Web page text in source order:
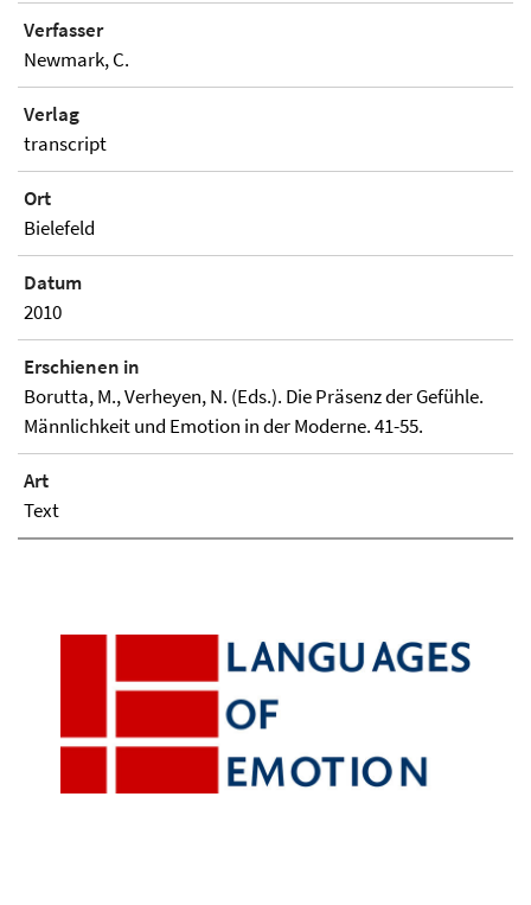
Verfasser
Newmark, C.
Verlag
transcript
Ort
Bielefeld
Datum
2010
Erschienen in
Borutta, M., Verheyen, N. (Eds.). Die Präsenz der Gefühle.
Männlichkeit und Emotion in der Moderne. 41-55.
Art
Text